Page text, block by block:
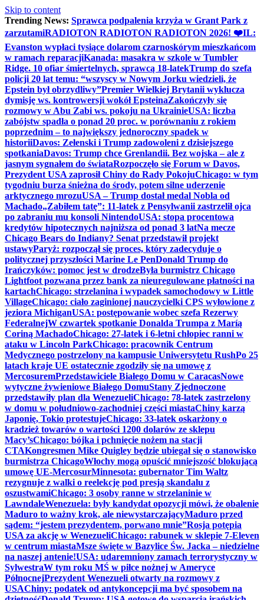
Skip to content
Trending News: Sprawca podpalenia krzyża w Grant Park z
zarzutamiRADIOTON RADIOTON RADIOTON 2026! ❤️IL:
Evanston wypłaci tysiące dolarom czarnoskórym mieszkańcom
w ramach reparacjiKanada: masakra w szkole w Tumbler
Ridge. 10 ofiar śmiertelnych, sprawcą 18-latekTrump do szefa
policji 20 lat temu: “wszyscy w Nowym Jorku wiedzieli, że
Epstein był obrzydliwy”Premier Wielkiej Brytanii wyklucza
dymisję ws. kontrowersji wokół EpsteinaZakończyły się
rozmowy w Abu Zabi ws. pokoju na UkrainieUSA: liczba
zabójstw spadła o ponad 20 proc. w porównaniu z rokiem
poprzednim – to największy jednoroczny spadek w
historiiDavos: Zełenski i Trump zadowoleni z dzisiejszego
spotkaniaDavos: Trump chce Grenlandii. Bez wojska – ale z
jasnym sygnałem do świataRozpoczęło się Forum w Davos,
Prezydent USA zaprosił Chiny do Rady PokojuChicago: w tym
tygodniu burza śnieżna do środy, potem silne uderzenie
arktycznego mrozuUSA – Trump dostał medal Nobla od
Machado„Zabiłem tatę”: 11-latek z Pensylwanii zastrzelił ojca
po zabraniu mu konsoli NintendoUSA: stopa procentowa
kredytów hipotecznych najniższa od ponad 3 latNa mecze
Chicago Bears do Indiany? Senat przedstawił projekt
ustawyParyż: rozpoczął się proces, który zadecyduje o
politycznej przyszłości Marine Le PenDonald Trump do
Irańczyków: pomoc jest w drodzeByła burmistrz Chicago
Lightfoot pozwana przez bank za nieuregulowane płatności na
kartachChicago: strzelanina i wypadek samochodowy w Little
VillageChicago: ciało zaginionej nauczycielki CPS wyłowione z
jeziora MichiganUSA: postępowanie wobec szefa Rezerwy
FederalnejW czwartek spotkanie Donalda Trumpa z Maríą
Coriną MachadoChicago: 27-latek i 6-letni chłopiec ranni w
ataku w Lincoln ParkChicago: pracownik Centrum
Medycznego postrzelony na kampusie Uniwersytetu RushPo 25
latach kraje UE ostatecznie zgodziły się na umowę z
MercosuremPrzedstawiciele Białego Domu w CaracasNowe
wytyczne żywieniowe Białego DomuStany Zjednoczone
przedstawiły plan dla WenezueliChicago: 78-latek zastrzelony
w domu w południowo-zachodniej części miastaChiny karzą
Japonię, Tokio protestujeChicago: 33-latek oskarżony o
kradzież towarów o wartości 1200 dolarów ze sklepu
Macy’sChicago: bójka i pchnięcie nożem na stacji
CTAKongresmen Mike Quigley będzie ubiegał się o stanowisko
burmistrza ChicagoWłochy mogą opuścić mniejszość blokującą
umowę UE-MercosurMinnesota: gubernator Tim Waltz
rezygnuje z walki o reelekcję pod presją skandalu z
oszustwamiChicago: 3 osoby ranne w strzelaninie w
LawndaleWenezuela: były kandydat opozycji mówi, że obalenie
Maduro to ważny krok, ale niewystarczającyMaduro przed
sądem: “jestem prezydentem, porwano mnie”Rosja potępia
USA za akcję w WenezueliChicago: rabunek w sklepie 7-Eleven
w centrum miastaMsze święte w Bazylice Św. Jacka – niedzielne
na naszej antenie!USA: udaremniony zamach terrorystyczny w
SylwestraW tym roku MŚ w piłce nożnej w Ameryce
PółnocnejPrezydent Wenezueli otwarty na rozmowy z
USAChiny: podatek od antykoncepcji ma być sposobem na